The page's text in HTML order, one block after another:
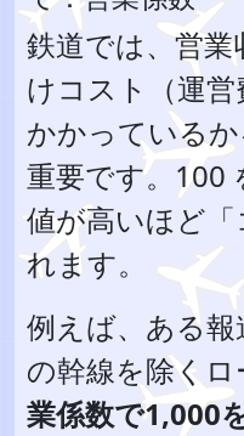
鉄道では、営
けコスト（運
かかっている
重要です。100
値が高いほど
れます。
例えば、ある
の幹線を除く
業係数で1,000